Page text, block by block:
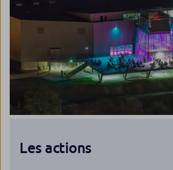
Les actions